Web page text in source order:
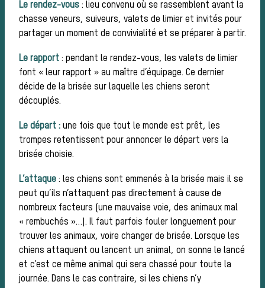
Chasser les
idées reçues
Bien-être
animal
Héritage
Histoire de la
Le rendez-vous : lieu convenu où se rassemblent avant la
chasse veneurs, suiveurs, valets de limier et invités pour
partager un moment de convivialité et se préparer à partir.
Le rapport : pendant le rendez-vous, les valets de limier
font « leur rapport » au maître d’équipage. Ce dernier
décide de la brisée sur laquelle les chiens seront
découplés.
Le départ : une fois que tout le monde est prêt, les
trompes retentissent pour annoncer le départ vers la
brisée choisie.
L’attaque : les chiens sont emmenés à la brisée mais il se
peut qu’ils n’attaquent pas directement à cause de
nombreux facteurs (une mauvaise voie, des animaux mal
« rembuchés »…). Il faut parfois fouler longuement pour
trouver les animaux, voire changer de brisée. Lorsque les
chiens attaquent ou lancent un animal, on sonne le lancé
et c’est ce même animal qui sera chassé pour toute la
journée. Dans le cas contraire, si les chiens n’y